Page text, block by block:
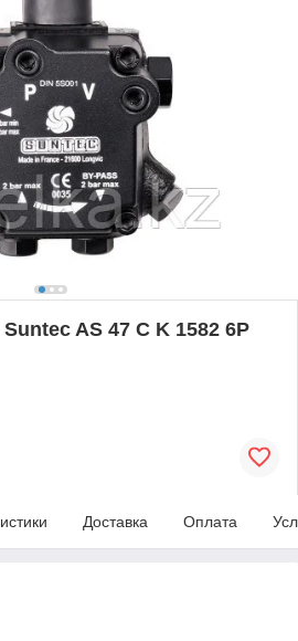
AS 47 C K 1582 6P
Доставка Оплата